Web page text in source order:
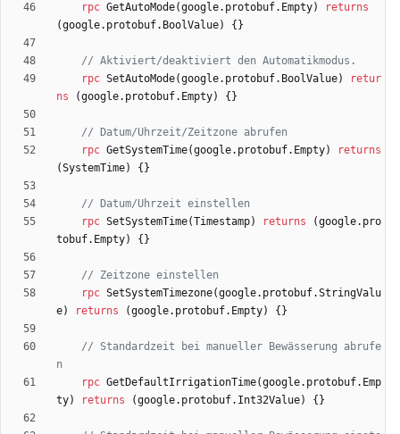
rpc GetAutoMode(google.protobuf.Empty)
returns
(google.protobuf.BoolValue) { }
rpc SetAutoMode(google.protobuf.BoolValue)
retur
ns
(google.protobuf.Empty) { }
rpc GetSystemTime(google.protobuf.Empty)
returns
(SystemTime) { }
rpc SetSystemTime(Timestamp) returns (google.pro
tobuf.Empty) { }
rpc SetSystemTimezone(google.protobuf.StringValu
e) returns (google.protobuf.Empty) { }
// Standardzeit bei manueller Bewässerung abrufe
rpc GetDefaultIrrigationTime(google.protobuf.Emp
ty) returns (google.protobuf.Int32Value) { }